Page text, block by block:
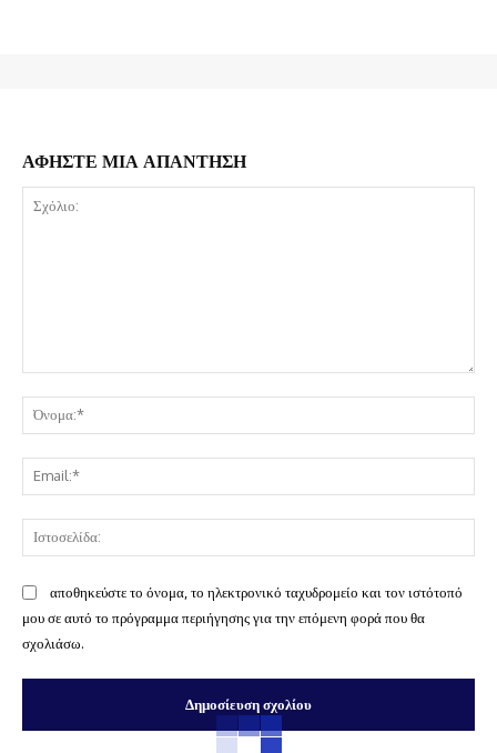
ΑΦΗΣΤΕ ΜΙΑ ΑΠΑΝΤΗΣΗ
αποθηκεύστε το όνομα, το ηλεκτρονικό ταχυδρομείο και τον ιστότοπό
μου σε αυτό το πρόγραμμα περιήγησης για την επόμενη φορά που θα
σχολιάσω.